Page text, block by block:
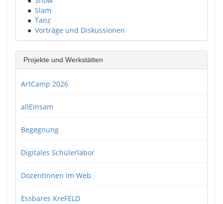
● Slam
● Tanz
● Vorträge und Diskussionen
Projekte und Werkstätten
ArtCamp 2026
allEinsam
Begegnung
Digitales Schülerlabor
DozentInnen im Web
Essbares KreFELD